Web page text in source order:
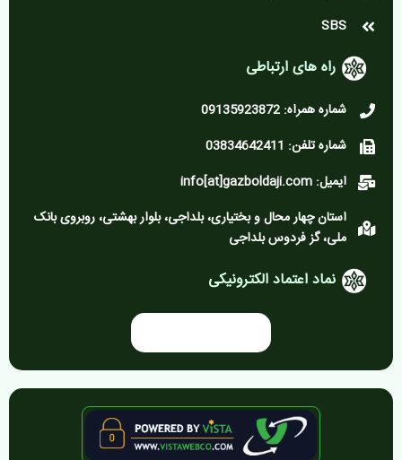
SBS
راه های ارتباطی
شماره همراه: 09135923872
شماره تلفن: 03834642411
ایمیل: info[at]gazboldaji.com
استان چهار محال و بختیاری، بلداجی، بلوار بهشتی، روبروی بانک
ملی، گز فردوس بلداجی
نماد اعتماد الکترونیکی